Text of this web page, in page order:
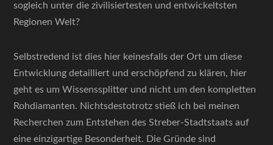
sogleich unter die zivilisiertesten und entwickeltsten
Regionen Welt?
Selbstredend ist dies hier keinesfalls der Ort um diese
Entwicklung detailliert und erschöpfend zu klären, hier
geht es um Wissenssplitter und nicht um den kompletten
Rohdiamanten. Nichtsdestotrotz stieß ich bei meinen
Recherchen zum Entstehen des Streber-Stadtstaats auf
eine einzigartige Besonderheit. Die Gründe sind